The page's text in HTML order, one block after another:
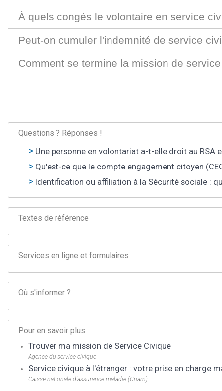
À quels congés le volontaire en service
Peut-on cumuler l'indemnité de service
Comment se termine la mission de
Questions ? Réponses !
Une personne en volontariat a-t-elle droit au RSA
Qu'est-ce que le compte engagement citoyen
Identification ou affiliation à la Sécurité sociale :
Textes de référence
Services en ligne et formulaires
Où s'informer ?
Pour en savoir plus
Trouver ma mission de Service Civique
Agence du service civique
Service civique à l'étranger : votre prise en charge
Caisse nationale d'assurance maladie (Cnam)